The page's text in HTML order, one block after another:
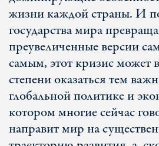
жизни каждой страны. И
государства мира
преувеличенные версии
самым, этот кризис может
степени оказаться тем
глобальной политике и
котором многие сейчас
направит мир на